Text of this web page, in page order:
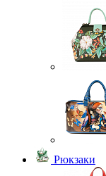
Рюкзаки